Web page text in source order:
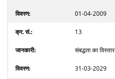
01-04-2009
13
संबद्धता का विस्तार
31-03-2029